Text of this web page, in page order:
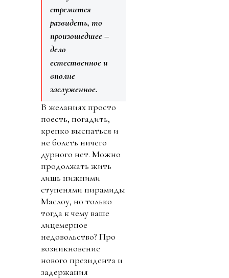
стремится
развидеть, то
произошедшее –
дело
естественное и
вполне
заслуженное.
В желаниях просто
поесть, погадить,
крепко выспаться и
не болеть ничего
дурного нет. Можно
продолжать жить
лишь нижними
ступенями пирамиды
Маслоу, но только
тогда к чему ваше
лицемерное
недовольство? Про
возникновение
нового президента и
задержания